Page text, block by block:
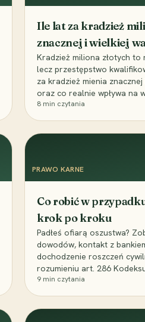
Ile lat za kradzież
znacznej i wielkiej
Kradzież miliona złotych to
lecz przestępstwo
za kradzież mienia
oraz co realnie wpływa na
8 min czytania
PRAWO KARNE
Co robić w
krok po kroku
Padłeś ofiarą oszustwa?
dowodów, kontakt z
dochodzenie roszczeń
rozumieniu art. 286
9 min czytania